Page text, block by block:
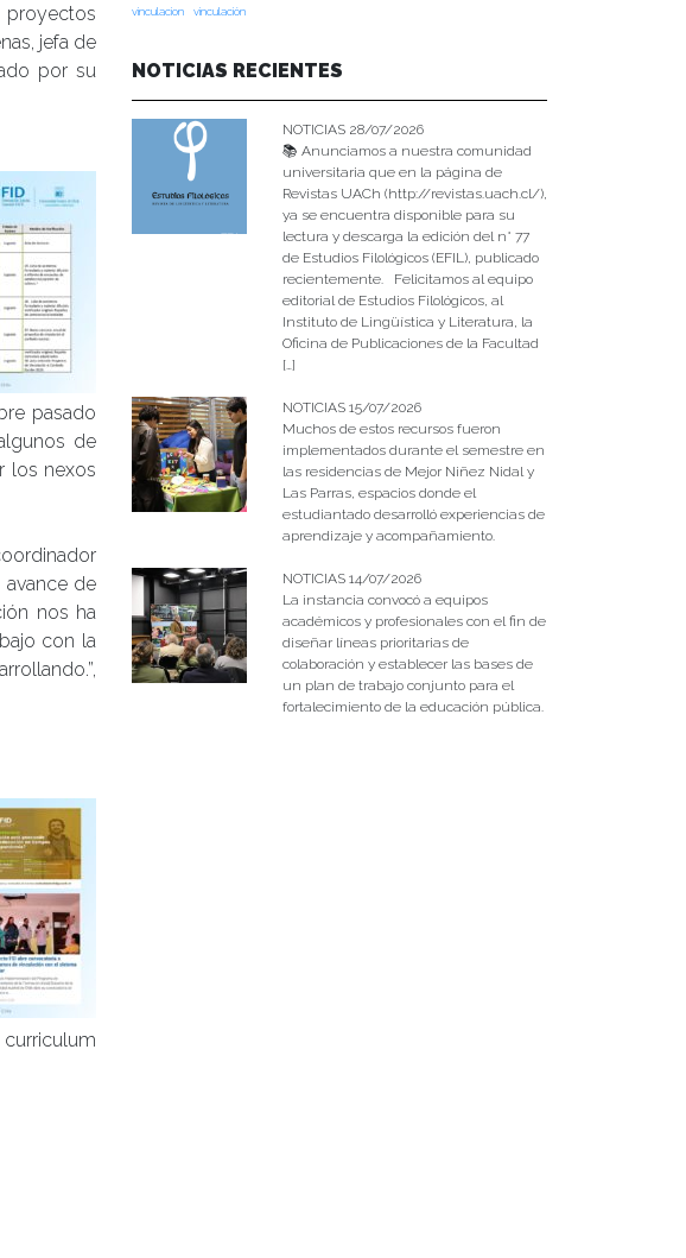
proyectos
jefa de
por su
pasado
de
los nexos
avance de
nos ha
con la
vinculacion
vinculación
NOTICIAS RECIENTES
NOTICIAS 28/07/2026
📚 Anunciamos a nuestra comunidad
universitaria que en la página de
Revistas UACh (http://revistas.uach.cl/),
ya se encuentra disponible para su
lectura y descarga la edición del n° 77
de Estudios Filológicos (EFIL), publicado
recientemente. Felicitamos al equipo
editorial de Estudios Filológicos, al
Instituto de Lingüística y Literatura, la
Oficina de Publicaciones de la Facultad
[…]
NOTICIAS 15/07/2026
Muchos de estos recursos fueron
implementados durante el semestre en
las residencias de Mejor Niñez Nidal y
Las Parras, espacios donde el
estudiantado desarrolló experiencias de
aprendizaje y acompañamiento.
NOTICIAS 14/07/2026
La instancia convocó a equipos
académicos y profesionales con el fin de
diseñar líneas prioritarias de
colaboración y establecer las bases de
un plan de trabajo conjunto para el
fortalecimiento de la educación pública.